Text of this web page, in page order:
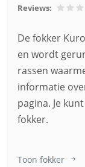
Reviews:
De fokker
en wordt
rassen
informatie
pagina. Je
fokker.
Toon fokker